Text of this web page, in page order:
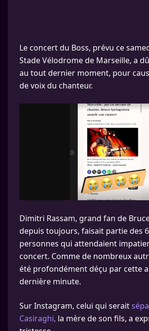
Le concert du Boss, prévu ce
Stade Vélodrome de Marseille, a
au tout dernier moment, pour
de voix du chanteur.
Dimitri Rassam, grand fan de
depuis toujours, faisait partie des
personnes qui attendaient
concert. Comme de nombreux
été profondément déçu par cette
dernière minute.
Sur Instagram, celui qui serait
Casiraghi, la mère de son fils, a